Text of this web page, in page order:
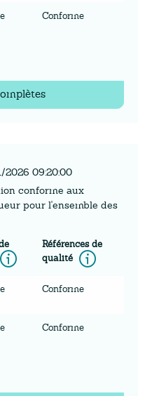
Conforme
2026 09:20:00
conforme aux
pour l'ensemble des
Information
Références de
qualité
Conforme
Conforme